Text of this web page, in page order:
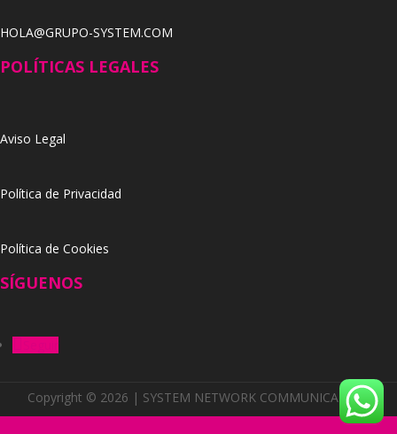
HOLA@GRUPO-SYSTEM.COM
POLÍTICAS LEGALES
Aviso Legal
Política de Privacidad
Política de Cookies
SÍGUENOS
Copyright © 2026 | SYSTEM NETWORK COMMUNICATION